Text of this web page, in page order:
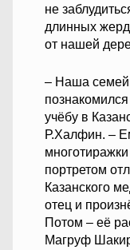
не
длинных
от нашей
– Наша
учёбу в
Р.Халфин. –
портретом
Казанского
отец и
Потом – её
Магруф